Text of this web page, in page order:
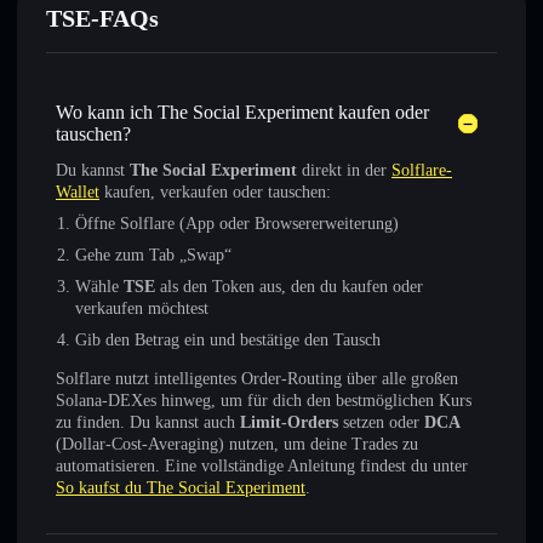
TSE-FAQs
Wo kann ich The Social Experiment kaufen oder
tauschen?
Du kannst The Social Experiment direkt in der Solflare-
Wallet kaufen, verkaufen oder tauschen:
Öffne Solflare (App oder Browsererweiterung)
Gehe zum Tab „Swap“
Wähle TSE als den Token aus, den du kaufen oder
verkaufen möchtest
Gib den Betrag ein und bestätige den Tausch
Solflare nutzt intelligentes Order-Routing über alle großen
Solana-DEXes hinweg, um für dich den bestmöglichen Kurs
zu finden. Du kannst auch Limit-Orders setzen oder DCA
(Dollar-Cost-Averaging) nutzen, um deine Trades zu
automatisieren. Eine vollständige Anleitung findest du unter
So kaufst du The Social Experiment.